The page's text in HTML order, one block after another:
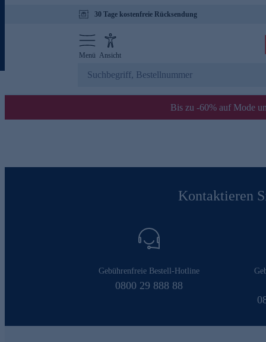
30 Tage kostenfreie Rücksendung
Menü Ansicht
Bis zu -60% auf Mode
Kontaktieren
Gebührenfreie Bestell-Hotline
0800 29 888 88